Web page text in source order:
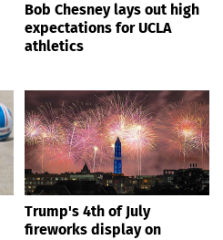
Bob Chesney lays out high
expectations for UCLA
athletics
Trump's 4th of July
fireworks display on